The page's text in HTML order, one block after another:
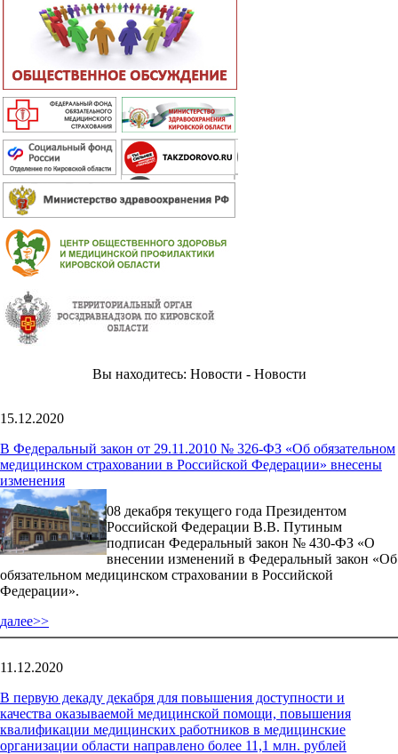
Вы находитесь: Новости - Новости
15.12.2020
В Федеральный закон от 29.11.2010 № 326-ФЗ «Об обязательном
медицинском страховании в Российской Федерации» внесены
изменения
08 декабря текущего года Президентом
Российской Федерации В.В. Путиным
подписан Федеральный закон № 430-ФЗ «О
внесении изменений в Федеральный закон «Об
обязательном медицинском страховании в Российской
Федерации».
далее>>
11.12.2020
В первую декаду декабря для повышения доступности и
качества оказываемой медицинской помощи, повышения
квалификации медицинских работников в медицинские
организации области направлено более 11,1 млн. рублей